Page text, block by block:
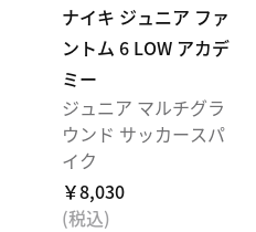
ナイキ ジュニア ファ
ントム 6 LOW アカデ
ミー
ジュニア マルチグラ
ウンド サッカースパ
イク
￥8,030
(税込)